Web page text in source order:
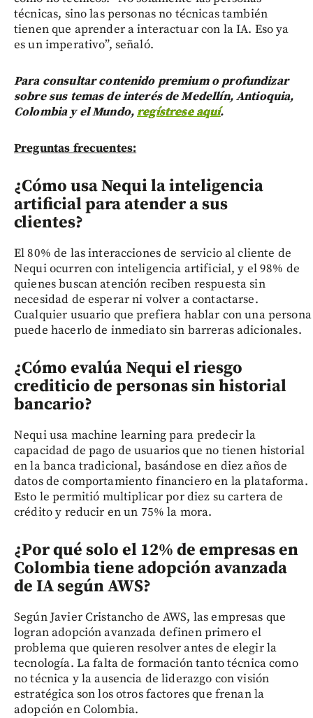
técnicas, sino las personas no técnicas también
tienen que aprender a interactuar con la IA. Eso ya
es un imperativo”, señaló.
Para consultar contenido premium o profundizar
sobre sus temas de interés de Medellín, Antioquia,
Colombia y el Mundo,regístrese aquí.
Preguntas frecuentes:
¿Cómo usa Nequi la inteligencia
artificial para atender a sus
clientes?
El 80% de las interacciones de servicio al cliente de
Nequi ocurren con inteligencia artificial, y el 98% de
quienes buscan atención reciben respuesta sin
necesidad de esperar ni volver a contactarse.
Cualquier usuario que prefiera hablar con una persona
puede hacerlo de inmediato sin barreras adicionales.
¿Cómo evalúa Nequi el riesgo
crediticio de personas sin historial
bancario?
Nequi usa machine learning para predecir la
capacidad de pago de usuarios que no tienen historial
en la banca tradicional, basándose en diez años de
datos de comportamiento financiero en la plataforma.
Esto le permitió multiplicar por diez su cartera de
crédito y reducir en un 75% la mora.
¿Por qué solo el 12% de empresas en
Colombia tiene adopción avanzada
de IA según AWS?
Según Javier Cristancho de AWS, las empresas que
logran adopción avanzada definen primero el
problema que quieren resolver antes de elegir la
tecnología. La falta de formación tanto técnica como
no técnica y la ausencia de liderazgo con visión
estratégica son los otros factores que frenan la
adopción en Colombia.